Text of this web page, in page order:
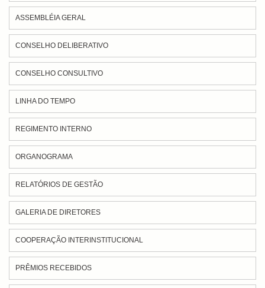
ASSEMBLÉIA GERAL
CONSELHO DELIBERATIVO
CONSELHO CONSULTIVO
LINHA DO TEMPO
REGIMENTO INTERNO
ORGANOGRAMA
RELATÓRIOS DE GESTÃO
GALERIA DE DIRETORES
COOPERAÇÃO INTERINSTITUCIONAL
PRÊMIOS RECEBIDOS